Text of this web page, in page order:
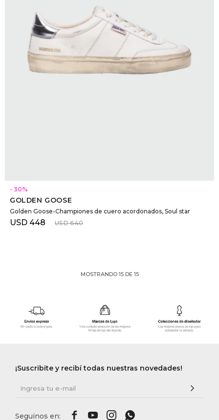
30
GOLDEN GOOSE
Golden Goose-Championes de cuero acordonados, Soul star
USD 448 USD 640
MOSTRANDO 15DE 15
¡Suscribite y recibí todas nuestras novedades!
   